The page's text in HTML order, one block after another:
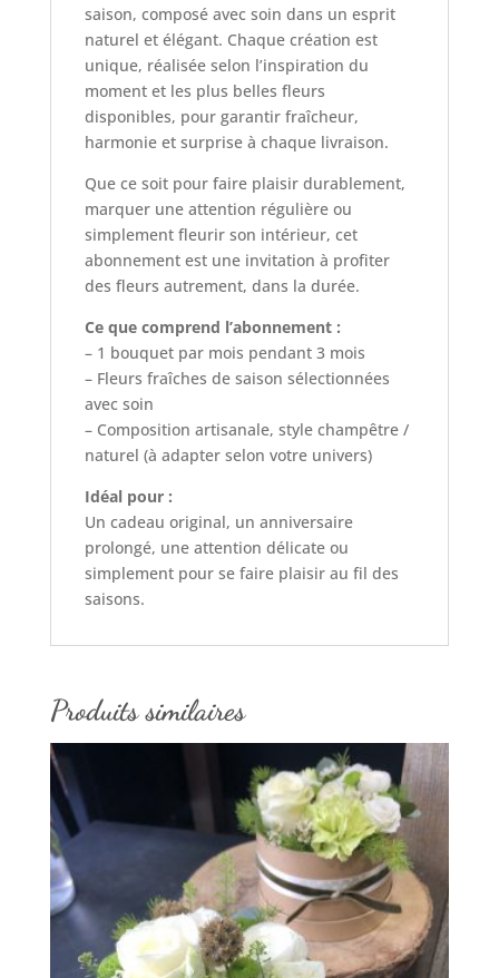
saison, composé avec soin dans un esprit
naturel et élégant. Chaque création est
unique, réalisée selon l’inspiration du
moment et les plus belles fleurs
disponibles, pour garantir fraîcheur,
harmonie et surprise à chaque livraison.
Que ce soit pour faire plaisir durablement,
marquer une attention régulière ou
simplement fleurir son intérieur, cet
abonnement est une invitation à profiter
des fleurs autrement, dans la durée.
Ce que comprend l’abonnement :
– 1 bouquet par mois pendant 3 mois
– Fleurs fraîches de saison sélectionnées
avec soin
– Composition artisanale, style champêtre /
naturel (à adapter selon votre univers)
Idéal pour :
Un cadeau original, un anniversaire
prolongé, une attention délicate ou
simplement pour se faire plaisir au fil des
saisons.
Produits similaires